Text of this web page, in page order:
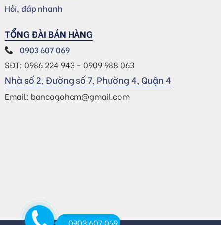
Hỏi, đáp nhanh
TỔNG ĐÀI BÁN HÀNG
0903 607 069
SĐT: 0986 224 943 - 0909 988 063
Nhà số 2, Đường số 7, Phường 4, Quận 4
Email: bancogohcm@gmail.com
0903 607 069